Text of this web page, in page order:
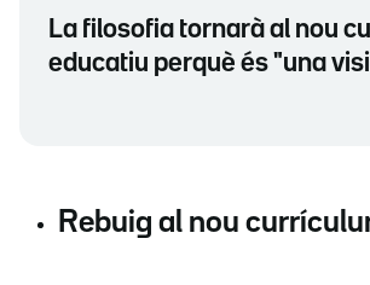
La filosofia tornarà al nou
educatiu perquè és "una
Rebuig al nou